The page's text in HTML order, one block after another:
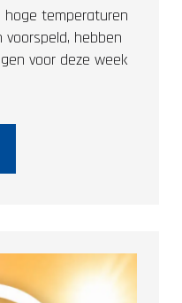
temperaturen
hebben
voor deze week